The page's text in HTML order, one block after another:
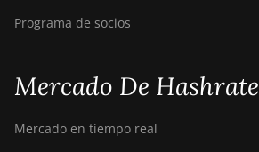
Programa de socios
Mercado De Hashrate
Mercado en tiempo real